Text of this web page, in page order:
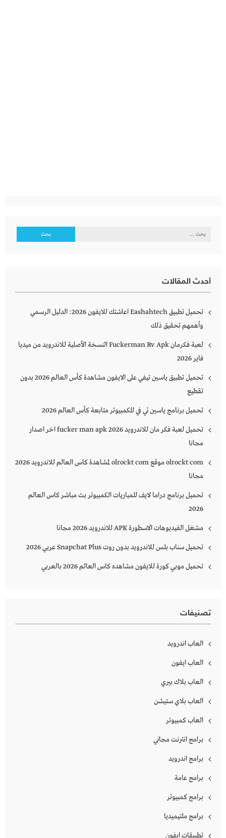
البحث
أحدث المقالات
تحميل تطبيق Eashahtech اعاشتك للايفون 2026: الدليل الرسمي
وأهمهم تحقيق ذلك
لعبة فكرمان Fuckerman Rv Apk النسخة الأصلية للاندرويد من ميديا
فاير 2026
تحميل تطبيق ياسين تيفي على الايفون مشاهدة كأس العالم 2026 بدون
تقطيع
تحميل برنامج ياسين تي في للكمبيوتر متابعة كأس العالم 2026
تحميل لعبة فكر مان للاندرويد 2026 fucker man apk اخر اصدار
مجانا
olrockt com موقع olrockt com لمشاهدة كاس العالم للاندرويد 2026
مجانا
تحميل برنامج دراما لايف للمباريات الكمبيوتر بث مباشر كاس العالم
2026
مشغل الفيديوهات الاسطورة APK للاندرويد 2026 مجانا
تحميل سناب بلس للاندرويد بدون روت Snapchat Plus‏ عربي 2026
تحميل موبي كورة للايفون مشاهده كاس العالم 2026 بالعربي
تصنيفات
العاب اندرويد
العاب ايفون
العاب بلاك بيري
العاب بلاي ستيشن
العاب كمبيوتر
برامج انترنت مجاني
برامج اندرويد
برامج عامة
برامج كمبيوتر
برامج ملتيميديا
تطبيقات ايفون